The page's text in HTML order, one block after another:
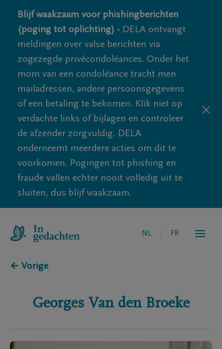
Blijf waakzaam voor phishingberichten
(poging tot oplichting) - DELA ontvangt
meldingen over valse berichten via
zogezegde privécondoléances. Onder het
mom van een condoléance tracht men
mailadressen, andere persoonsgegevens
of een betaling te bekomen. Klik niet op
verdachte links of bijlagen en controleer
de afzender zorgvuldig. DELA
onderneemt meerdere acties om dit te
voorkomen. Pogingen tot phishing en
fraude vallen echter nooit volledig uit te
sluiten, dus blijf waakzaam.
NL FR
← Vorige
Georges Van den Broeke